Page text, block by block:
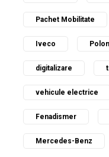
Pachet Mobilitate
Iveco
digitalizare
vehicule electrice
Fenadismer
Mercedes-Benz